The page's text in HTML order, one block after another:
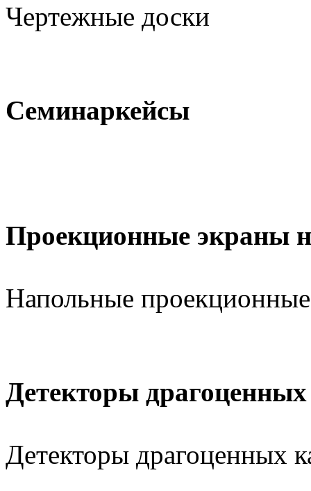
Чертежные доски
Семинаркейсы
Проекционные экраны
Напольные
Детекторы
Детекторы драгоценных